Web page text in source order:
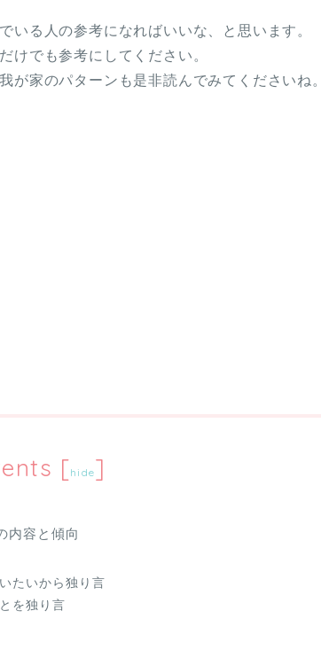
いる人の参考になればいいな、と思います。
だけでも参考にしてください。
が家のパターンも是非読んでみてくださいね。
[hide]
内容と傾向
たいから独り言
を独り言